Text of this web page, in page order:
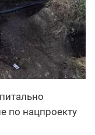
по нацпроекту